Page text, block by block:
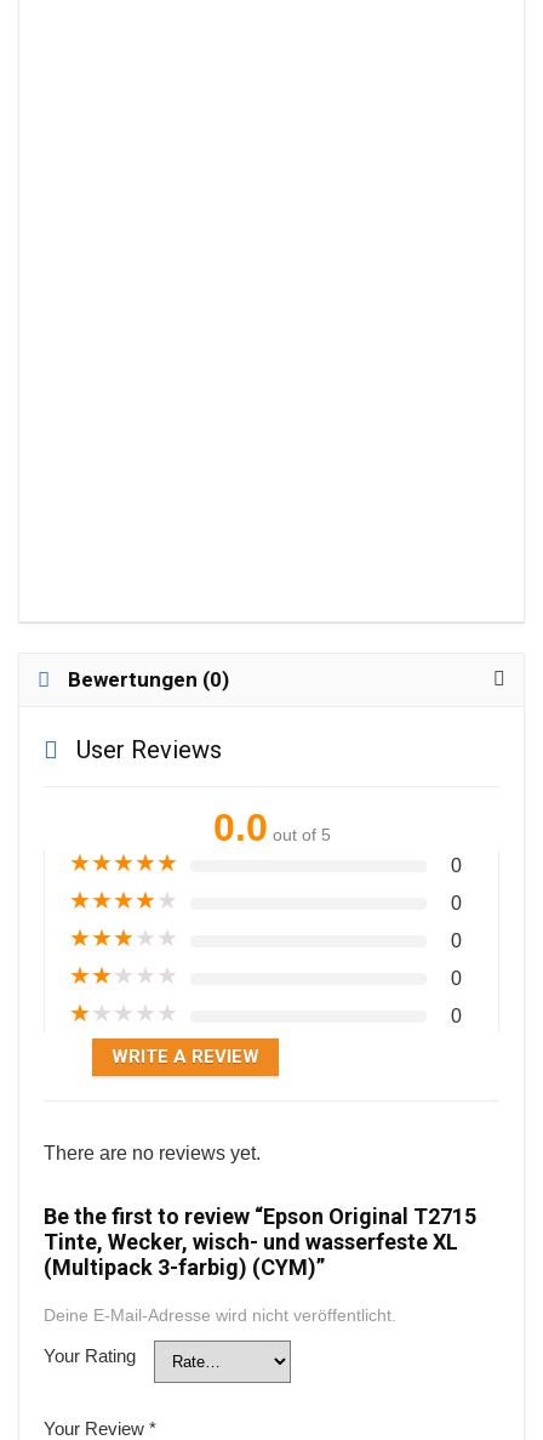
Bewertungen (0)
User Reviews
0.0 out of 5
★★★★★ 0
★★★★★ 0
★★★★★ 0
★★★★★ 0
★★★★★ 0
WRITE A REVIEW
There are no reviews yet.
Be the first to review “Epson Original T2715
Tinte, Wecker, wisch- und wasserfeste XL
(Multipack 3-farbig) (CYM)”
Deine E-Mail-Adresse wird nicht veröffentlicht.
Your Rating
Your Review *